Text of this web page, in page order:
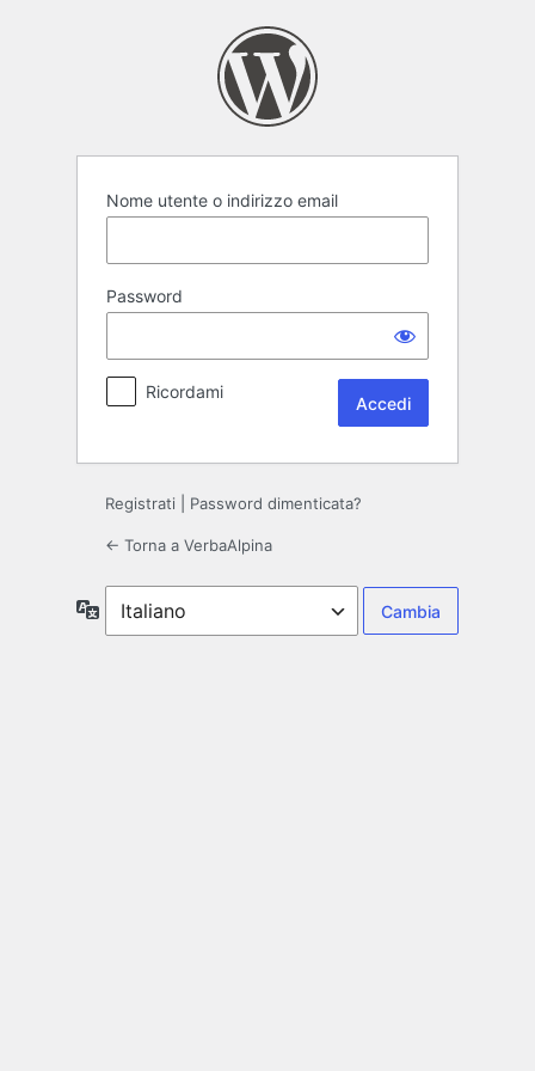
Nome utente o indirizzo email
Password
Ricordami
Registrati Password dimenticata?
← Torna a VerbaAlpina
Lingua